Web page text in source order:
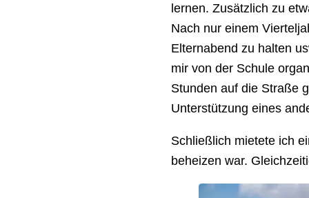
lernen. Zusätzlich zu
Nach nur einem
Elternabend zu halten
mir von der Schule
Stunden auf die Straße
Unterstützung eines
Schließlich mietete ich
beheizen war.